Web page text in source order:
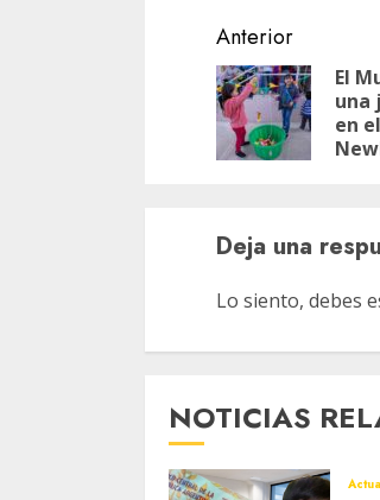
Navegación
de
entradas
Anterior
El
una
en
Deja una
Lo siento, debes
NOTICIAS